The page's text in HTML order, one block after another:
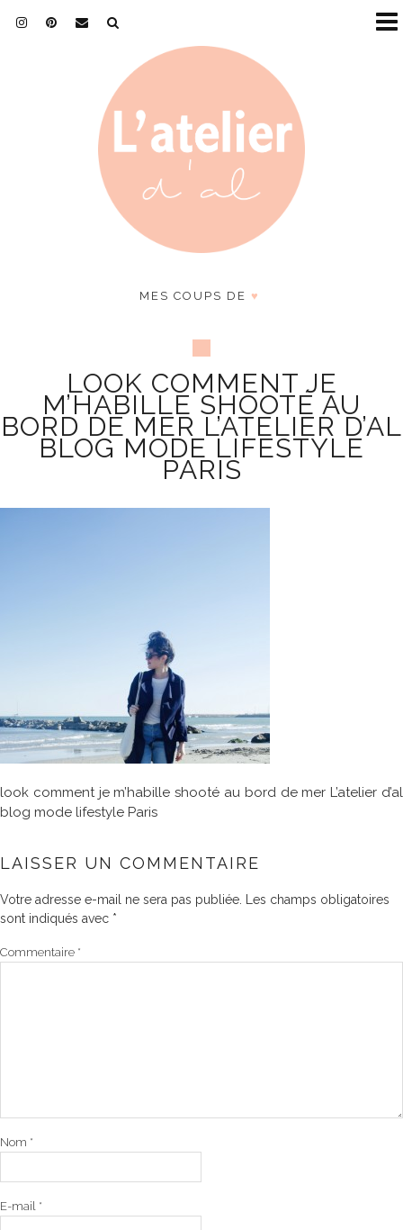
MES COUPS DE ♥
LOOK COMMENT JE
M’HABILLE SHOOTÉ AU
BORD DE MER L’ATELIER D’AL
BLOG MODE LIFESTYLE
PARIS
look comment je m’habille shooté au bord de mer L’atelier d’al
blog mode lifestyle Paris
LAISSER UN COMMENTAIRE
Votre adresse e-mail ne sera pas publiée.
Les champs obligatoires
sont indiqués avec *
Commentaire *
Nom *
E-mail *